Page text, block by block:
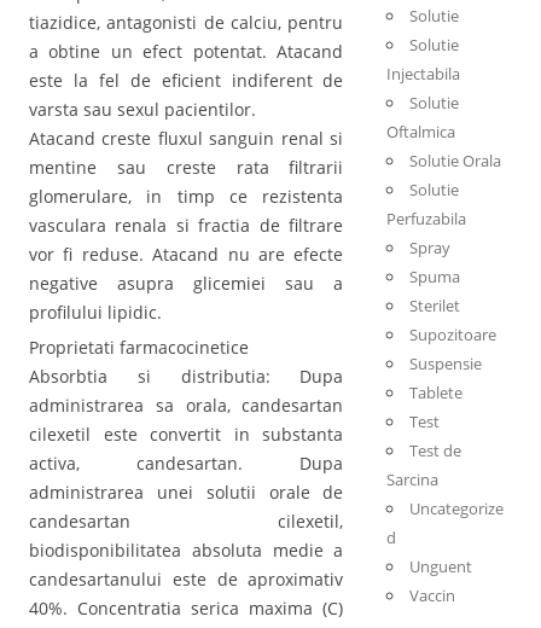
tiazidice, antagonisti de calciu, pentru
a obtine un efect potentat. Atacand
este la fel de eficient indiferent de
varsta sau sexul pacientilor.
Atacand creste fluxul sanguin renal si
mentine sau creste rata filtrarii
glomerulare, in timp ce rezistenta
vasculara renala si fractia de filtrare
vor fi reduse. Atacand nu are efecte
negative asupra glicemiei sau a
profilului lipidic.
Proprietati farmacocinetice
Absorbtia si distributia: Dupa
administrarea sa orala, candesartan
cilexetil este convertit in substanta
activa, candesartan. Dupa
administrarea unei solutii orale de
candesartan cilexetil,
biodisponibilitatea absoluta medie a
candesartanului este de aproximativ
40%. Concentratia serica maxima (C)
Solutie
Solutie
Injectabila
Solutie
Oftalmica
Solutie Orala
Solutie
Perfuzabila
Spray
Spuma
Sterilet
Supozitoare
Suspensie
Tablete
Test
Test de
Sarcina
Uncategorize
d
Unguent
Vaccin